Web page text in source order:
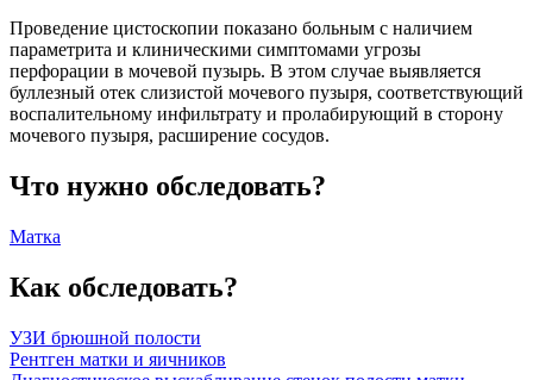
Проведение цистоскопии показано больным с наличием
параметрита и клиническими симптомами угрозы
перфорации в мочевой пузырь. В этом случае выявляется
буллезный отек слизистой мочевого пузыря, соответствующий
воспалительному инфильтрату и пролабирующий в сторону
мочевого пузыря, расширение сосудов.
Что нужно обследовать?
Матка
Как обследовать?
УЗИ брюшной полости
Рентген матки и яичников